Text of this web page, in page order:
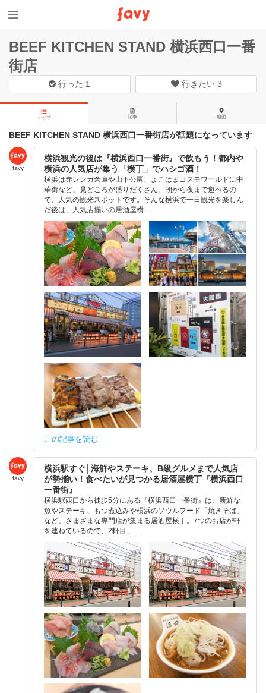
BEEF KITCHEN STAND 横浜西口一番
街店
行った 1 行きたい 3
トップ 記事 地図
BEEF KITCHEN STAND 横浜西口一番街店が話題になっています
favy
横浜観光の後は『横浜西口一番街』で飲もう！都内や
横浜の人気店が集う「横丁」でハシゴ酒！
横浜は赤レンガ倉庫や山下公園、よこはまコスモワールドに中
華街など、見どころが盛りだくさん。朝から夜まで遊べるの
で、人気の観光スポットです。そんな横浜で一日観光を楽しん
だ後は、人気店揃いの居酒屋横...
この記事を読む
favy
横浜駅すぐ│海鮮やステーキ、B級グルメまで人気店
が勢揃い！食べたいが見つかる居酒屋横丁『横浜西口
一番街』
横浜駅西口から徒歩5分にある『横浜西口一番街』は、新鮮な
魚やステーキ、もつ煮込みや横浜のソウルフード「焼きそば」
など、さまざまな専門店が集まる居酒屋横丁。7つのお店が軒
を連ねているので、2軒目、...